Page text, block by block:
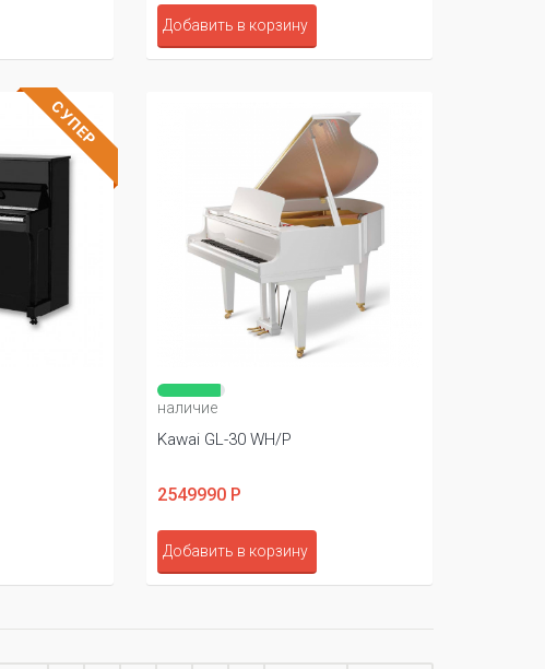
Добавить в корзину
СУПЕР
наличие
Kawai GL-30 WH/P
2549990 Р
Добавить в корзину